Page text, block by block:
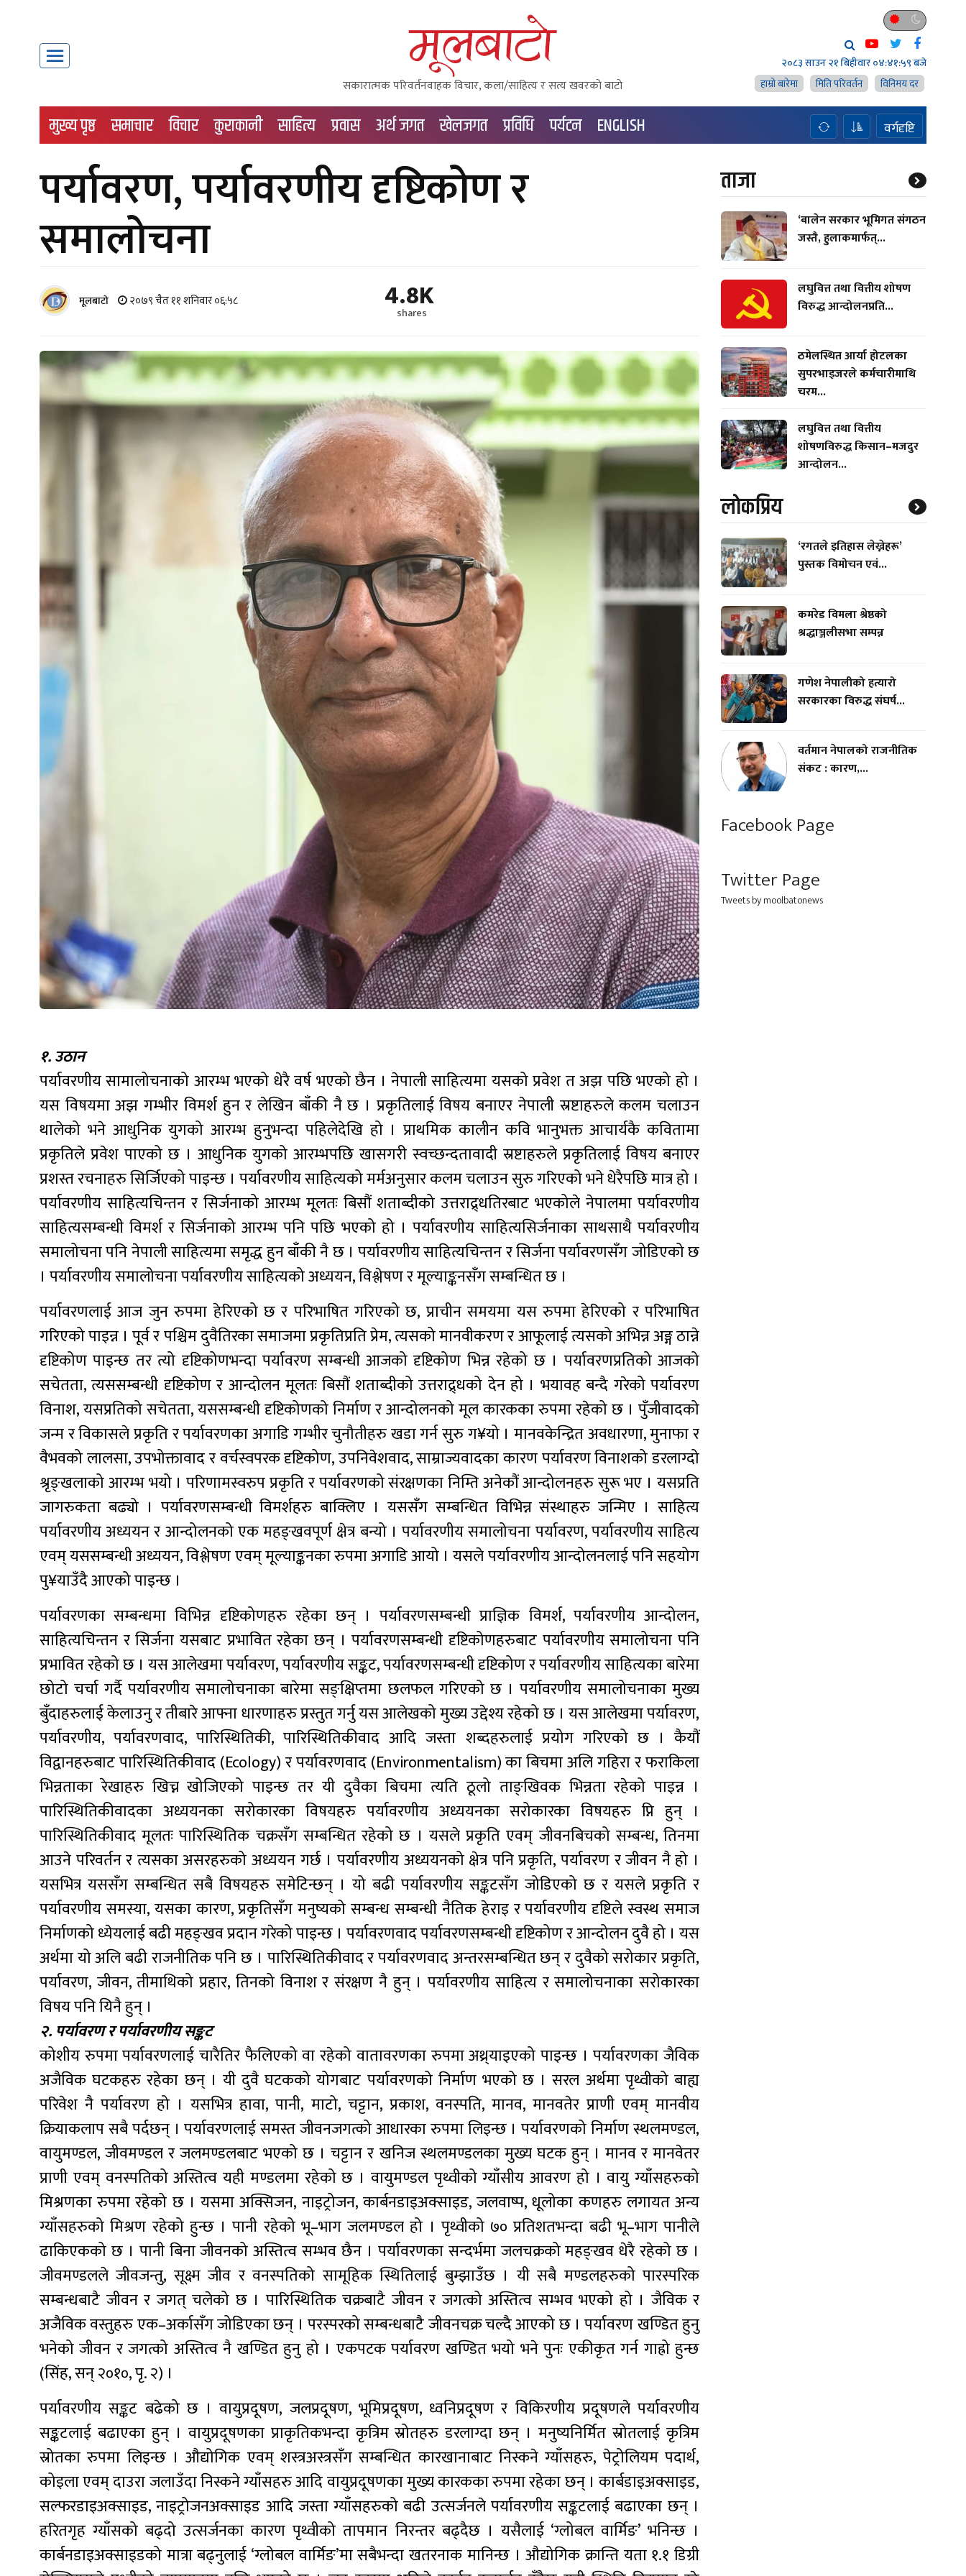
सकारात्मक परिवर्तनवाहक विचार, कला/साहित्य र सत्य खवरको बाटाे
२०८३ साउन २१ बिहीवार०४:४२:० बजे
हाम्राे बारेमा
मिति परिवर्तन विनिमय दर
मुख्य पृष्ठ समाचार विचार कुराकानी साहित्य प्रवास अर्थ जगत खेलजगत प्रविधि पर्यटन ENGLISH वर्गदृष्टि
पर्यावरण, पर्यावरणीय दृष्टिकोण र
समालोचना
मूलबाटाे २०७९ चैत ११ शनिवार ०६:५८ 4.8K
shares
१. उठान
पर्यावरणीय सामालोचनाको आरम्भ भएको धेरै वर्ष भएको छैन । नेपाली साहित्यमा यसको प्रवेश त अझ पछि भएको हो ।
यस विषयमा अझ गम्भीर विमर्श हुन र लेखिन बाँकी नै छ । प्रकृतिलाई विषय बनाएर नेपाली स्रष्टाहरुले कलम चलाउन
थालेको भने आधुनिक युगको आरम्भ हुनुभन्दा पहिलेदेखि हो । प्राथमिक कालीन कवि भानुभक्त आचार्यकै कवितामा
प्रकृतिले प्रवेश पाएको छ । आधुनिक युगको आरम्भपछि खासगरी स्वच्छन्दतावादी स्रष्टाहरुले प्रकृतिलाई विषय बनाएर
प्रशस्त रचनाहरु सिर्जिएको पाइन्छ । पर्यावरणीय साहित्यको मर्मअनुसार कलम चलाउन सुरु गरिएको भने धेरैपछि मात्र हो ।
पर्यावरणीय साहित्यचिन्तन र सिर्जनाको आरम्भ मूलतः बिसौं शताब्दीको उत्तराद्र्धतिरबाट भएकोले नेपालमा पर्यावरणीय
साहित्यसम्बन्धी विमर्श र सिर्जनाको आरम्भ पनि पछि भएको हो । पर्यावरणीय साहित्यसिर्जनाका साथसाथै पर्यावरणीय
समालोचना पनि नेपाली साहित्यमा समृद्ध हुन बाँकी नै छ । पर्यावरणीय साहित्यचिन्तन र सिर्जना पर्यावरणसँग जोडिएको छ
। पर्यावरणीय समालोचना पर्यावरणीय साहित्यको अध्ययन, विश्लेषण र मूल्याङ्कनसँग सम्बन्धित छ ।
पर्यावरणलाई आज जुन रुपमा हेरिएको छ र परिभाषित गरिएको छ, प्राचीन समयमा यस रुपमा हेरिएको र परिभाषित
गरिएको पाइन्न । पूर्व र पश्चिम दुवैतिरका समाजमा प्रकृतिप्रति प्रेम, त्यसको मानवीकरण र आफूलाई त्यसको अभिन्न अङ्ग ठान्ने
दृष्टिकोण पाइन्छ तर त्यो दृष्टिकोणभन्दा पर्यावरण सम्बन्धी आजको दृष्टिकोण भिन्न रहेको छ । पर्यावरणप्रतिको आजको
सचेतता, त्यससम्बन्धी दृष्टिकोण र आन्दोलन मूलतः बिसौं शताब्दीको उत्तराद्र्धको देन हो । भयावह बन्दै गरेको पर्यावरण
विनाश, यसप्रतिको सचेतता, यससम्बन्धी दृष्टिकोणको निर्माण र आन्दोलनको मूल कारकका रुपमा रहेको छ । पुँजीवादको
जन्म र विकासले प्रकृति र पर्यावरणका अगाडि गम्भीर चुनौतीहरु खडा गर्न सुरु ग¥यो । मानवकेन्द्रित अवधारणा, मुनाफा र
वैभवको लालसा, उपभोक्तावाद र वर्चस्वपरक दृष्टिकोण, उपनिवेशवाद, साम्राज्यवादका कारण पर्यावरण विनाशको डरलाग्दो
श्रृङ्खलाको आरम्भ भयो । परिणामस्वरुप प्रकृति र पर्यावरणको संरक्षणका निम्ति अनेकौं आन्दोलनहरु सुरू भए । यसप्रति
जागरुकता बढ्यो । पर्यावरणसम्बन्धी विमर्शहरु बाक्लिए । यससँग सम्बन्धित विभिन्न संस्थाहरु जन्मिए । साहित्य
पर्यावरणीय अध्ययन र आन्दोलनको एक महङ्खवपूर्ण क्षेत्र बन्यो । पर्यावरणीय समालोचना पर्यावरण, पर्यावरणीय साहित्य
एवम् यससम्बन्धी अध्ययन, विश्लेषण एवम् मूल्याङ्कनका रुपमा अगाडि आयो । यसले पर्यावरणीय आन्दोलनलाई पनि सहयोग
पु¥याउँदै आएको पाइन्छ ।
पर्यावरणका सम्बन्धमा विभिन्न दृष्टिकोणहरु रहेका छन् । पर्यावरणसम्बन्धी प्राज्ञिक विमर्श, पर्यावरणीय आन्दोलन,
साहित्यचिन्तन र सिर्जना यसबाट प्रभावित रहेका छन् । पर्यावरणसम्बन्धी दृष्टिकोणहरुबाट पर्यावरणीय समालोचना पनि
प्रभावित रहेको छ । यस आलेखमा पर्यावरण, पर्यावरणीय सङ्कट, पर्यावरणसम्बन्धी दृष्टिकोण र पर्यावरणीय साहित्यका बारेमा
छोटो चर्चा गर्दै पर्यावरणीय समालोचनाका बारेमा सङ्क्षिप्तमा छलफल गरिएको छ । पर्यावरणीय समालोचनाका मुख्य
बुँदाहरुलाई केलाउनु र तीबारे आफ्ना धारणाहरु प्रस्तुत गर्नु यस आलेखको मुख्य उद्देश्य रहेको छ । यस आलेखमा पर्यावरण,
पर्यावरणीय, पर्यावरणवाद, पारिस्थितिकी, पारिस्थितिकीवाद आदि जस्ता शब्दहरुलाई प्रयोग गरिएको छ । कैयौं
विद्वानहरुबाट पारिस्थितिकीवाद (Ecology) र पर्यावरणवाद (Environmentalism) का बिचमा अलि गहिरा र फराकिला
भिन्नताका रेखाहरु खिच्न खोजिएको पाइन्छ तर यी दुवैका बिचमा त्यति ठूलो ताङ्खिवक भिन्नता रहेको पाइन्न ।
पारिस्थितिकीवादका अध्ययनका सरोकारका विषयहरु पर्यावरणीय अध्ययनका सरोकारका विषयहरु प्नि हुन् ।
पारिस्थितिकीवाद मूलतः पारिस्थितिक चक्रसँग सम्बन्धित रहेको छ । यसले प्रकृति एवम् जीवनबिचको सम्बन्ध, तिनमा
आउने परिवर्तन र त्यसका असरहरुको अध्ययन गर्छ । पर्यावरणीय अध्ययनको क्षेत्र पनि प्रकृति, पर्यावरण र जीवन नै हो ।
यसभित्र यससँग सम्बन्धित सबै विषयहरु समेटिन्छन् । यो बढी पर्यावरणीय सङ्कटसँग जोडिएको छ र यसले प्रकृति र
पर्यावरणीय समस्या, यसका कारण, प्रकृतिसँग मनुष्यको सम्बन्ध सम्बन्धी नैतिक हेराइ र पर्यावरणीय दृष्टिले स्वस्थ समाज
निर्माणको ध्येयलाई बढी महङ्खव प्रदान गरेको पाइन्छ । पर्यावरणवाद पर्यावरणसम्बन्धी दृष्टिकोण र आन्दोलन दुवै हो । यस
अर्थमा यो अलि बढी राजनीतिक पनि छ । पारिस्थितिकीवाद र पर्यावरणवाद अन्तरसम्बन्धित छन् र दुवैको सरोकार प्रकृति,
पर्यावरण, जीवन, तीमाथिको प्रहार, तिनको विनाश र संरक्षण नै हुन् । पर्यावरणीय साहित्य र समालोचनाका सरोकारका
विषय पनि यिनै हुन् ।
२. पर्यावरण र पर्यावरणीय सङ्कट
कोशीय रुपमा पर्यावरणलाई चारैतिर फैलिएको वा रहेको वातावरणका रुपमा अथ्र्याइएको पाइन्छ । पर्यावरणका जैविक
अजैविक घटकहरु रहेका छन् । यी दुवै घटकको योगबाट पर्यावरणको निर्माण भएको छ । सरल अर्थमा पृथ्वीको बाह्य
परिवेश नै पर्यावरण हो । यसभित्र हावा, पानी, माटो, चट्टान, प्रकाश, वनस्पति, मानव, मानवतेर प्राणी एवम् मानवीय
क्रियाकलाप सबै पर्दछन् । पर्यावरणलाई समस्त जीवनजगत्को आधारका रुपमा लिइन्छ । पर्यावरणको निर्माण स्थलमण्डल,
वायुमण्डल, जीवमण्डल र जलमण्डलबाट भएको छ । चट्टान र खनिज स्थलमण्डलका मुख्य घटक हुन् । मानव र मानवेतर
प्राणी एवम् वनस्पतिको अस्तित्व यही मण्डलमा रहेको छ । वायुमण्डल पृथ्वीको ग्याँसीय आवरण हो । वायु ग्याँसहरुको
मिश्रणका रुपमा रहेको छ । यसमा अक्सिजन, नाइट्रोजन, कार्बनडाइअक्साइड, जलवाष्प, धूलोका कणहरु लगायत अन्य
ग्याँसहरुको मिश्रण रहेको हुन्छ । पानी रहेको भू–भाग जलमण्डल हो । पृथ्वीको ७० प्रतिशतभन्दा बढी भू–भाग पानीले
ढाकिएकको छ । पानी बिना जीवनको अस्तित्व सम्भव छैन । पर्यावरणका सन्दर्भमा जलचक्रको महङ्खव धेरै रहेको छ ।
जीवमण्डलले जीवजन्तु, सूक्ष्म जीव र वनस्पतिको सामूहिक स्थितिलाई बुम्झाउँछ । यी सबै मण्डलहरुको पारस्परिक
सम्बन्धबाटै जीवन र जगत् चलेको छ । पारिस्थितिक चक्रबाटै जीवन र जगत्को अस्तित्व सम्भव भएको हो । जैविक र
अजैविक वस्तुहरु एक–अर्कासँग जोडिएका छन् । परस्परको सम्बन्धबाटै जीवनचक्र चल्दै आएको छ । पर्यावरण खण्डित हुनु
भनेको जीवन र जगत्को अस्तित्व नै खण्डित हुनु हो । एकपटक पर्यावरण खण्डित भयो भने पुनः एकीकृत गर्न गाह्रो हुन्छ
(सिंह, सन् २०१०, पृ. २) ।
पर्यावरणीय सङ्कट बढेको छ । वायुप्रदूषण, जलप्रदूषण, भूमिप्रदूषण, ध्वनिप्रदूषण र विकिरणीय प्रदूषणले पर्यावरणीय
सङ्कटलाई बढाएका हुन् । वायुप्रदूषणका प्राकृतिकभन्दा कृत्रिम स्रोतहरु डरलाग्दा छन् । मनुष्यनिर्मित स्रोतलाई कृत्रिम
स्रोतका रुपमा लिइन्छ । औद्योगिक एवम् शस्त्रअस्त्रसँग सम्बन्धित कारखानाबाट निस्कने ग्याँसहरु, पेट्रोलियम पदार्थ,
कोइला एवम् दाउरा जलाउँदा निस्कने ग्याँसहरु आदि वायुप्रदूषणका मुख्य कारकका रुपमा रहेका छन् । कार्बडाइअक्साइड,
सल्फरडाइअक्साइड, नाइट्रोजनअक्साइड आदि जस्ता ग्याँसहरुको बढी उत्सर्जनले पर्यावरणीय सङ्कटलाई बढाएका छन् ।
हरितगृह ग्याँसको बढ्दो उत्सर्जनका कारण पृथ्वीको तापमान निरन्तर बढ्दैछ । यसैलाई ‘ग्लोबल वार्मिङ’ भनिन्छ ।
कार्बनडाइअक्साइडको मात्रा बढ्नुलाई ‘ग्लोबल वार्मिङ’मा सबैभन्दा खतरनाक मानिन्छ । औद्योगिक क्रान्ति यता १.१ डिग्री
ताजा
‘बालेन सरकार भूमिगत संगठन
जस्तै, हुलाकमार्फत्...
लघुवित्त तथा वित्तीय शोषण
विरुद्ध आन्दोलनप्रति...
ठमेलस्थित आर्या होटलका
सुपरभाइजरले कर्मचारीमाथि
चरम...
लघुवित्त तथा वित्तीय
शोषणविरुद्ध किसान–मजदुर
आन्दोलन...
लाेकप्रिय
‘रगतले इतिहास लेख्नेहरू’
पुस्तक विमोचन एवं...
कमरेड विमला श्रेष्ठको
श्रद्धाञ्जलीसभा सम्पन्न
गणेश नेपालीको हत्यारो
सरकारका विरुद्ध संघर्ष...
वर्तमान नेपालको राजनीतिक
संकट : कारण,...
Facebook Page
Twitter Page
Tweets by moolbatonews